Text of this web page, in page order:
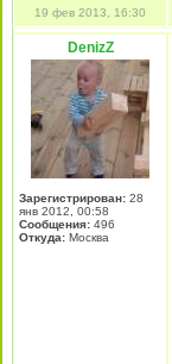
19 фев 2013, 16:30
DenizZ
Зарегистрирован: 28
янв 2012, 00:58
Сообщения: 496
Откуда: Москва